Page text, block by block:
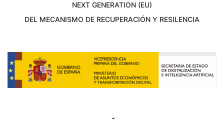
NEXT GENERATION (EU)
DEL MECANISMO DE RECUPERACIÓN Y RESILENCIA